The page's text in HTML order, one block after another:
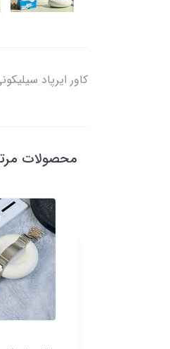
کاور ایرپاد
محصولات